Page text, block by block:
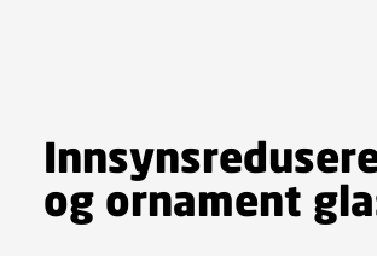
og ornament